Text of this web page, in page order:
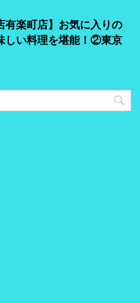
有楽町店】お気に入りの
しい料理を堪能！②東京